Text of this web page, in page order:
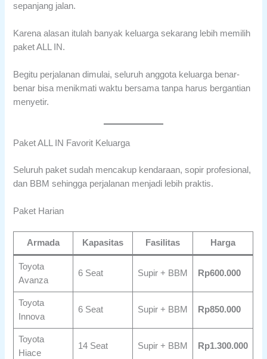
sepanjang jalan.
Karena alasan itulah banyak keluarga sekarang lebih memilih
paket ALL IN.
Begitu perjalanan dimulai, seluruh anggota keluarga benar-
benar bisa menikmati waktu bersama tanpa harus bergantian
menyetir.
Paket ALL IN Favorit Keluarga
Seluruh paket sudah mencakup kendaraan, sopir profesional,
dan BBM sehingga perjalanan menjadi lebih praktis.
Paket Harian
Armada Kapasitas Fasilitas Harga
Toyota
Avanza
6 Seat Supir + BBM Rp600.000
Toyota
Innova
6 Seat Supir + BBM Rp850.000
Toyota
Hiace
14 Seat Supir + BBM Rp1.300.000